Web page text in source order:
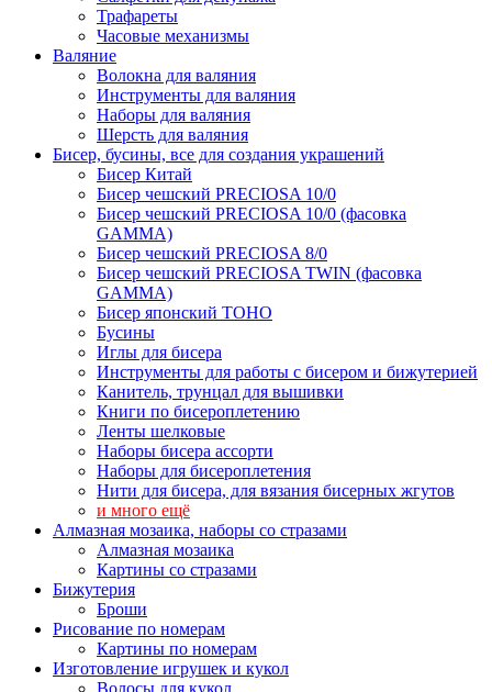
Трафареты
Часовые механизмы
Валяние
Волокна для валяния
Инструменты для валяния
Наборы для валяния
Шерсть для валяния
Бисер, бусины, все для создания украшений
Бисер Китай
Бисер чешский PRECIOSA 10/0
Бисер чешский PRECIOSA 10/0 (фасовка
GAMMA)
Бисер чешский PRECIOSA 8/0
Бисер чешский PRECIOSA TWIN (фасовка
GAMMA)
Бисер японский TOHO
Бусины
Иглы для бисера
Инструменты для работы с бисером и бижутерией
Канитель, трунцал для вышивки
Книги по бисероплетению
Ленты шелковые
Наборы бисера ассорти
Наборы для бисероплетения
Нити для бисера, для вязания бисерных жгутов
и много ещё
Алмазная мозаика, наборы со стразами
Алмазная мозаика
Картины co стразами
Бижутерия
Броши
Рисование по номерам
Картины по номерам
Изготовление игрушек и кукол
Волосы для кукол